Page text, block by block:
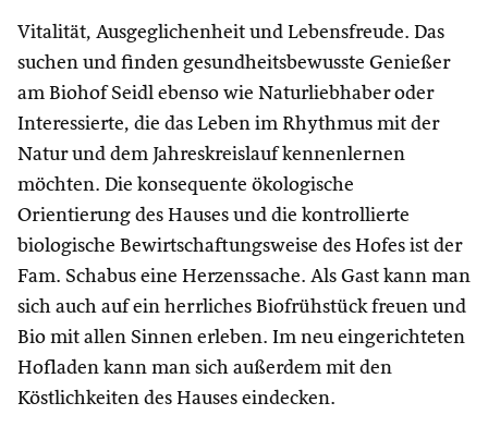
Vitalität, Ausgeglichenheit und Lebensfreude. Das
suchen und finden gesundheitsbewusste Genießer
am Biohof Seidl ebenso wie Naturliebhaber oder
Interessierte, die das Leben im Rhythmus mit der
Natur und dem Jahreskreislauf kennenlernen
möchten. Die konsequente ökologische
Orientierung des Hauses und die kontrollierte
biologische Bewirtschaftungsweise des Hofes ist der
Fam. Schabus eine Herzenssache. Als Gast kann man
sich auch auf ein herrliches Biofrühstück freuen und
Bio mit allen Sinnen erleben. Im neu eingerichteten
Hofladen kann man sich außerdem mit den
Köstlichkeiten des Hauses eindecken.